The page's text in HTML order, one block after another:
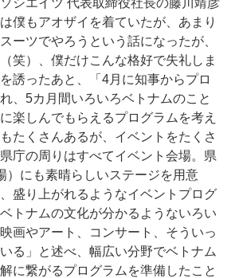
僕もアオザイを着ていたが、あまり
ーツでやろうという話になったが、
笑）、僕だけこんな格好で失礼しま
誘ったあと、「4月に知事からプロ
、5カ月間いろいろベトナムのこと
楽しんでもらえるプログラムを考え
たくさんあるが、イベントをたくさ
庁の周りはすべてイベント会場。県
）にも素晴らしいステージを用意
盛り上がれるようなイベントプログ
トナムの文化が分かるようないろい
画やアート、コンサート、そういっ
る」と述べ、幅広い分野でベトナム
に繋がるプログラムを準備したこと